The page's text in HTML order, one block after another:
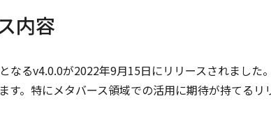
内容
るv4.0.0が2022年9月15日にリリースされました。
。特にメタバース領域での活用に期待が持てるリ